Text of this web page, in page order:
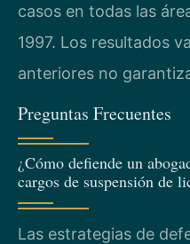
casos en todas las
1997. Los resultados
anteriores no
Preguntas Frecuentes
¿Cómo defiende un
cargos de suspensión de
Las estrategias de